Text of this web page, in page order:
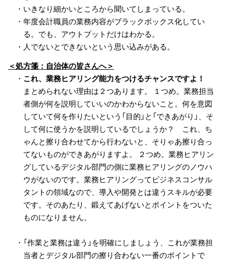
・いきなり細かいところから聞いてしまっている。
・年度会計職員の業務内容がブラックボックス化してい
る。でも、アウトプットだけはわかる。
・人でないとできないという思い込みがある。
＜処方箋：自治体の皆さんへ＞
・ これ、業務ヒアリング能力をつけるチャンスですよ！
まとめられない理由は２つあります。 １つめ。業務担当
者側が何を説明していいのかわからないこと。何を意図
していて何を作りたいという「目的」と「できあがり」、そ
して何に使うかを説明しているでしょうか？ これ、ち
ゃんと擦り合わせてから行わないと、そりゃあ擦り合っ
てないものができあがりますよ。 ２つめ。業務ヒアリン
グしているデジタル部門の側に業務ヒアリングのノウハ
ウがないのです。業務ヒアリングってビジネスコンサル
タントの領域なので、導入や開発とは違うスキルが必要
です。そのあたり、鍛えてあげないとポイントをついた
ものになりません。
・「作業と業務は違う」を明確にしましょう、これが業務担
当者とデジタル部門の擦り合わない一番のポイントで